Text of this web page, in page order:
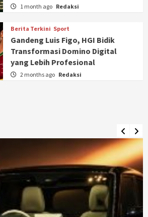
1 month ago Redaksi
Berita Terkini Sport
Gandeng Luis Figo, HGI Bidik
Transformasi Domino Digital
yang Lebih Profesional
2 months ago Redaksi